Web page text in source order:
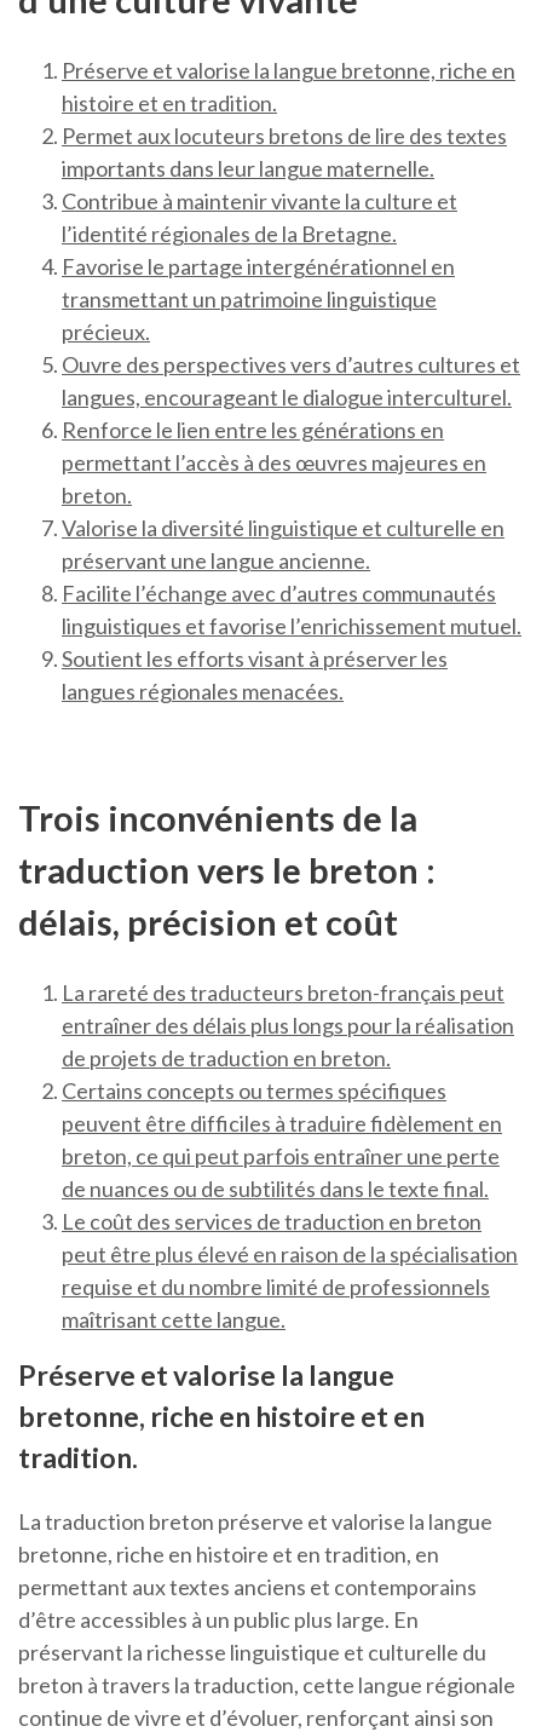
Préserve et valorise la langue bretonne, riche en
histoire et en tradition.
Permet aux locuteurs bretons de lire des textes
importants dans leur langue maternelle.
Contribue à maintenir vivante la culture et
l’identité régionales de la Bretagne.
Favorise le partage intergénérationnel en
transmettant un patrimoine linguistique
précieux.
Ouvre des perspectives vers d’autres cultures et
langues, encourageant le dialogue interculturel.
Renforce le lien entre les générations en
permettant l’accès à des œuvres majeures en
breton.
Valorise la diversité linguistique et culturelle en
préservant une langue ancienne.
Facilite l’échange avec d’autres communautés
linguistiques et favorise l’enrichissement mutuel.
Soutient les efforts visant à préserver les
langues régionales menacées.
Trois inconvénients de la
traduction vers le breton :
délais, précision et coût
La rareté des traducteurs breton-français peut
entraîner des délais plus longs pour la réalisation
de projets de traduction en breton.
Certains concepts ou termes spécifiques
peuvent être difficiles à traduire fidèlement en
breton, ce qui peut parfois entraîner une perte
de nuances ou de subtilités dans le texte final.
Le coût des services de traduction en breton
peut être plus élevé en raison de la spécialisation
requise et du nombre limité de professionnels
maîtrisant cette langue.
Préserve et valorise la langue
bretonne, riche en histoire et en
tradition.
La traduction breton préserve et valorise la langue
bretonne, riche en histoire et en tradition, en
permettant aux textes anciens et contemporains
d’être accessibles à un public plus large. En
préservant la richesse linguistique et culturelle du
breton à travers la traduction, cette langue régionale
continue de vivre et d’évoluer, renforçant ainsi son